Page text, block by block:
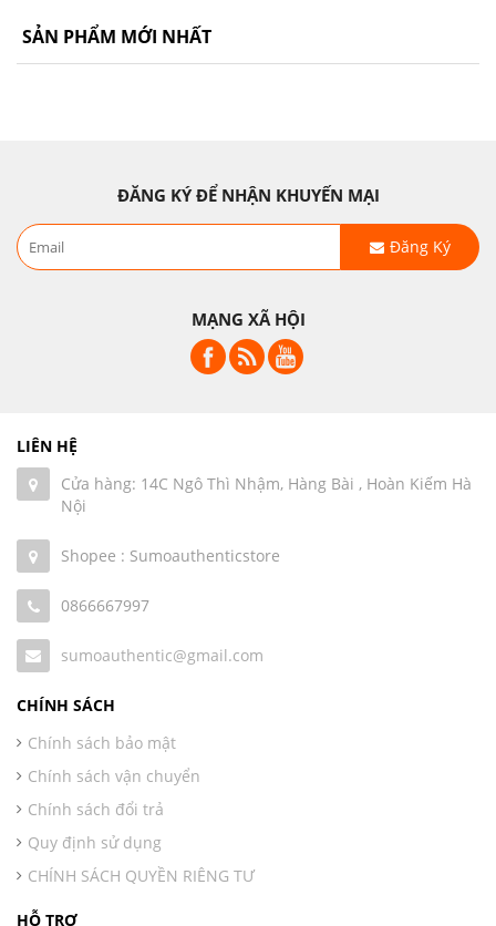
SẢN PHẨM MỚI NHẤT
ĐĂNG KÝ ĐỂ NHẬN KHUYẾN MẠI
Đăng Ký
MẠNG XÃ HỘI
LIÊN HỆ
Cửa hàng: 14C Ngô Thì Nhậm, Hàng Bài , Hoàn Kiếm Hà
Nội
Shopee : Sumoauthenticstore
0866667997
sumoauthentic@gmail.com
CHÍNH SÁCH
Chính sách bảo mật
Chính sách vận chuyển
Chính sách đổi trả
Quy định sử dụng
CHÍNH SÁCH QUYỀN RIÊNG TƯ
HỖ TRỢ